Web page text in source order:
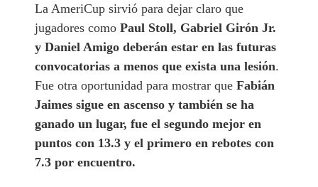
La AmeriCup sirvió para dejar claro que
jugadores comoPaul Stoll, Gabriel Girón Jr.
y Daniel Amigo deberán estar en las futuras
convocatorias a menos que exista una lesión.
Fue otra oportunidad para mostrar queFabián
Jaimes sigue en ascenso y también se ha
ganado un lugar, fue el segundo mejor en
puntos con 13.3 y el primero en rebotes con
7.3 por encuentro.